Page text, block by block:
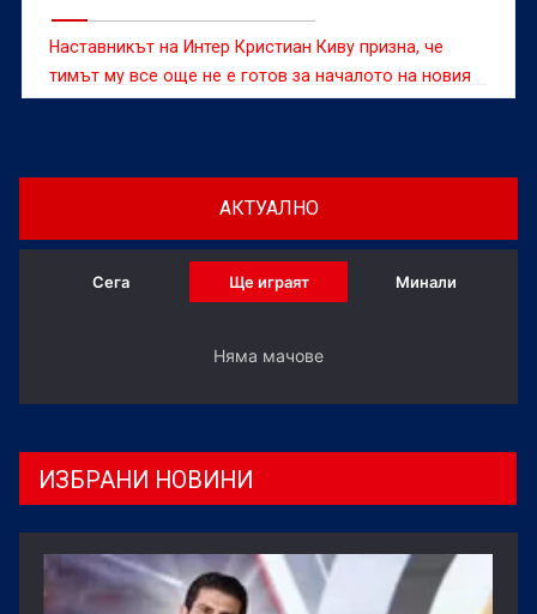
Наставникът на Интер Кристиан Киву призна, че
тимът му все още не е готов за началото на новия
сезон въпреки днешната победа с 2:1 в контролата
АКТУАЛНО
Сега Ще играят Минали
Няма мачове
ИЗБРАНИ НОВИНИ